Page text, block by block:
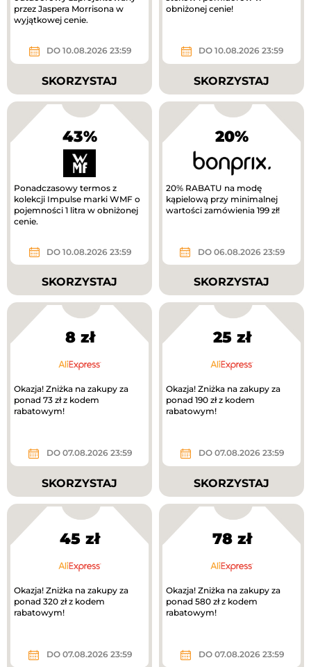
przez Jaspera Morrisona w
wyjątkowej cenie.
DO 10.08.2026 23:59
SKORZYSTAJ
obniżonej cenie!
DO 10.08.2026 23:59
SKORZYSTAJ
43%
Ponadczasowy termos z
kolekcji Impulse marki WMF o
pojemności 1 litra w obniżonej
cenie.
DO 10.08.2026 23:59
SKORZYSTAJ
20%
20% RABATU na modę
kąpielową przy minimalnej
wartości zamówienia 199 zł!
DO 06.08.2026 23:59
SKORZYSTAJ
8 zł
Okazja! Zniżka na zakupy za
ponad 73 zł z kodem
rabatowym!
DO 07.08.2026 23:59
SKORZYSTAJ
25 zł
Okazja! Zniżka na zakupy za
ponad 190 zł z kodem
rabatowym!
DO 07.08.2026 23:59
SKORZYSTAJ
45 zł
Okazja! Zniżka na zakupy za
ponad 320 zł z kodem
rabatowym!
DO 07.08.2026 23:59
78 zł
Okazja! Zniżka na zakupy za
ponad 580 zł z kodem
rabatowym!
DO 07.08.2026 23:59